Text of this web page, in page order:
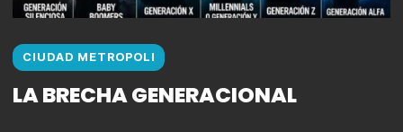
CIUDAD METROPOLI
LA BRECHA GENERACIONAL